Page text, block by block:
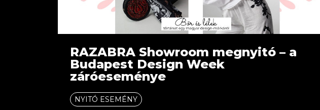
RAZABRA Showroom megnyitó – a
Budapest Design Week
záróeseménye
NYITÓ ESEMÉNY